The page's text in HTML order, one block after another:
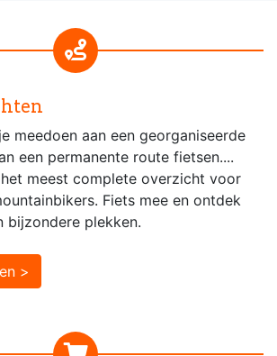
meedoen aan een georganiseerde
een permanente route fietsen....
meest complete overzicht voor
Fiets mee en ontdek
bijzondere plekken.
>